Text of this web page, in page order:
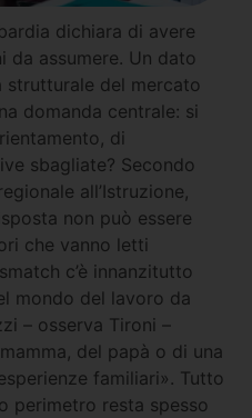
dichiara di avere
assumere. Un dato
del mercato
domanda centrale: si
di
sbagliate? Secondo
all’Istruzione,
non può essere
che vanno letti
c’è innanzitutto
mondo del lavoro da
– osserva Tironi –
del papà o di una
familiari». Tutto
perimetro resta spesso